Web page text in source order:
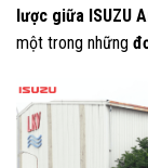
lược giữa ISUZU
một trong những